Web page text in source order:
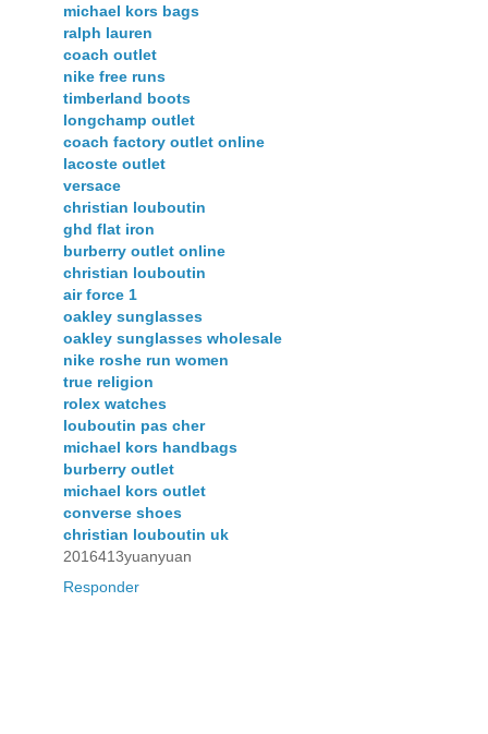
michael kors bags
ralph lauren
coach outlet
nike free runs
timberland boots
longchamp outlet
coach factory outlet online
lacoste outlet
versace
christian louboutin
ghd flat iron
burberry outlet online
christian louboutin
air force 1
oakley sunglasses
oakley sunglasses wholesale
nike roshe run women
true religion
rolex watches
louboutin pas cher
michael kors handbags
burberry outlet
michael kors outlet
converse shoes
christian louboutin uk
2016413yuanyuan
Responder